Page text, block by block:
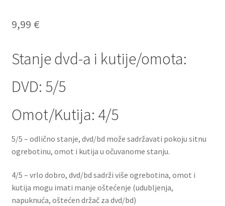
9,99 €
Stanje dvd-a i kutije/omota:
DVD: 5/5
Omot/Kutija: 4/5
5/5 – odlično stanje, dvd/bd može sadržavati pokoju sitnu
ogrebotinu, omot i kutija u očuvanome stanju.
4/5 – vrlo dobro, dvd/bd sadrži više ogrebotina, omot i
kutija mogu imati manje oštećenje (udubljenja,
napuknuća, oštećen držač za dvd/bd)